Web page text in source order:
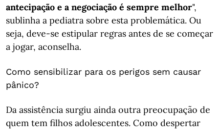
antecipação e a negociação é sempre melhor",
sublinha a pediatra sobre esta problemática. Ou
seja, deve-se estipular regras antes de se começar
a jogar, aconselha.
Como sensibilizar para os perigos sem causar
pânico?
Da assistência surgiu ainda outra preocupação de
quem tem filhos adolescentes. Como despertar